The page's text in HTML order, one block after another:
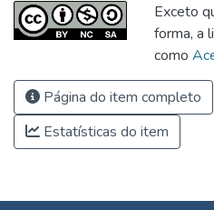
Exceto
forma, a
como
Página do item completo
Estatísticas do item